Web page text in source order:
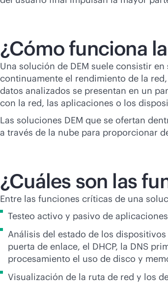
¿Cómo funciona
Una solución de DEM suele consistir
continuamente el rendimiento de la
datos analizados se presentan en un
con la red, las aplicaciones o los
Las soluciones DEM que se ofertan
a través de la nube para proporcionar
¿Cuáles son las
Entre las funciones críticas de una
Testeo activo y pasivo de
Análisis del estado de los
puerta de enlace, el DHCP, la DNS
procesamiento el uso de disco y
Visualización de la ruta de red y los